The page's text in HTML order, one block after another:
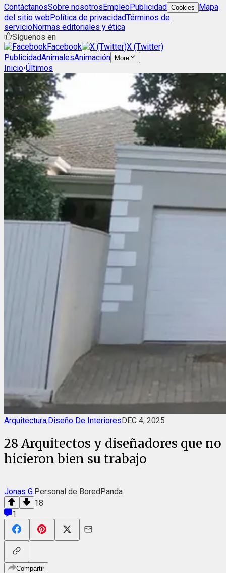
ContáctanosSobre nosotrosEmpleoPublicidad Cookies
Mapa
del sitio webPolítica de privacidadTérminos de
servicioNormas editoriales y ética
Síguenos en
Facebook
X (Twitter)
PublicidadAnimalesAnimación More
Inicio•Últimos
Arquitectura,Diseño De InterioresDEC 4, 2025
28 Arquitectos y diseñadores que no
hicieron bien su trabajo
Jonas G.Personal de BoredPanda
18
1
Compartir